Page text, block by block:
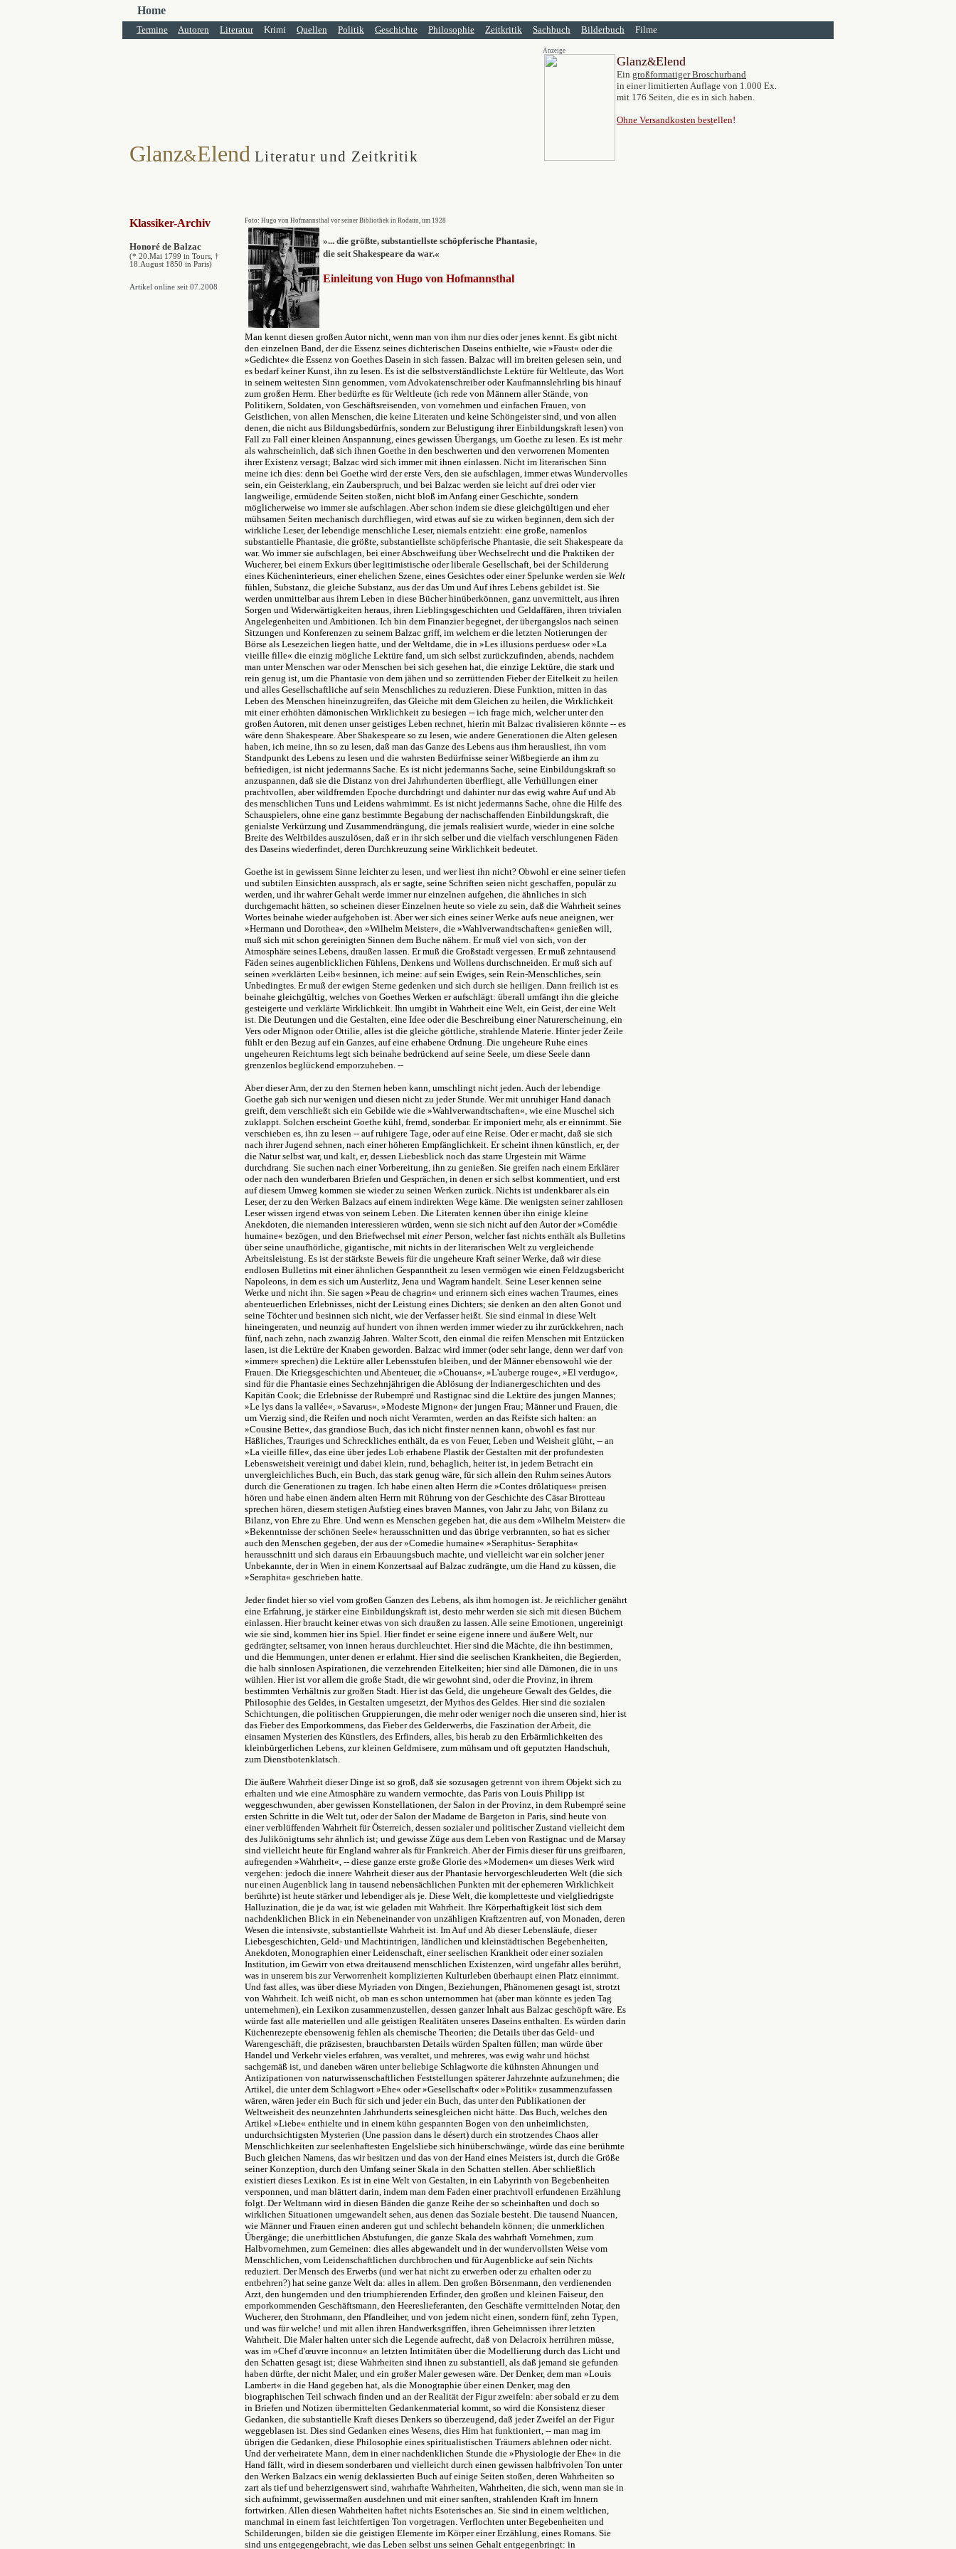
Home
Termine Autoren Literatur Krimi Quellen Politik Geschichte Philosophie Zeitkritik Sachbuch Bilderbuch Filme
Glanz&Elend Literatur und Zeitkritik
Anzeige
Glanz&Elend
Ein großformatiger Broschurband
in einer limitierten Auflage von 1.000 Ex.
mit 176 Seiten, die es in sich haben.
Ohne Versandkosten bestellen!
Klassiker-Archiv
Honoré de Balzac
(* 20.Mai 1799 in Tours, †
18.August 1850 in Paris)
Artikel online seit 07.2008
Foto: Hugo von Hofmannsthal vor seiner Bibliothek in Rodaun, um 1928
»... die größte, substantiellste schöpferische Phantasie,
die seit Shakespeare da war.«
Einleitung von Hugo von Hofmannsthal
Man kennt diesen großen Autor nicht, wenn man von ihm nur dies oder jenes kennt. Es gibt nicht
den einzelnen Band, der die Essenz seines dichterischen Daseins enthielte, wie »Faust« oder die
»Gedichte« die Essenz von Goethes Dasein in sich fassen. Balzac will im breiten gelesen sein, und
es bedarf keiner Kunst, ihn zu lesen. Es ist die selbstverständlichste Lektüre für Weltleute, das Wort
in seinem weitesten Sinn genommen, vom Advokatenschreiber oder Kaufmannslehrling bis hinauf
zum großen Herrn. Eher bedürfte es für Weltleute (ich rede von Männern aller Stände, von
Politikern, Soldaten, von Geschäftsreisenden, von vornehmen und einfachen Frauen, von
Geistlichen, von allen Menschen, die keine Literaten und keine Schöngeister sind, und von allen
denen, die nicht aus Bildungsbedürfnis, sondern zur Belustigung ihrer Einbildungskraft lesen) von
Fall zu Fall einer kleinen Anspannung, eines gewissen Übergangs, um Goethe zu lesen. Es ist mehr
als wahrscheinlich, daß sich ihnen Goethe in den beschwerten und den verworrenen Momenten
ihrer Existenz versagt; Balzac wird sich immer mit ihnen einlassen. Nicht im literarischen Sinn
meine ich dies: denn bei Goethe wird der erste Vers, den sie aufschlagen, immer etwas Wundervolles
sein, ein Geisterklang, ein Zauberspruch, und bei Balzac werden sie leicht auf drei oder vier
langweilige, ermüdende Seiten stoßen, nicht bloß im Anfang einer Geschichte, sondern
möglicherweise wo immer sie aufschlagen. Aber schon indem sie diese gleichgültigen und eher
mühsamen Seiten mechanisch durchfliegen, wird etwas auf sie zu wirken beginnen, dem sich der
wirkliche Leser, der lebendige menschliche Leser, niemals entzieht: eine große, namenlos
substantielle Phantasie, die größte, substantiellste schöpferische Phantasie, die seit Shakespeare da
war. Wo immer sie aufschlagen, bei einer Abschweifung über Wechselrecht und die Praktiken der
Wucherer, bei einem Exkurs über legitimistische oder liberale Gesellschaft, bei der Schilderung
eines Kücheninterieurs, einer ehelichen Szene, eines Gesichtes oder einer Spelunke werden sie Welt
fühlen, Substanz, die gleiche Substanz, aus der das Um und Auf ihres Lebens gebildet ist. Sie
werden unmittelbar aus ihrem Leben in diese Bücher hinüberkönnen, ganz unvermittelt, aus ihren
Sorgen und Widerwärtigkeiten heraus, ihren Lieblingsgeschichten und Geldaffären, ihren trivialen
Angelegenheiten und Ambitionen. Ich bin dem Finanzier begegnet, der übergangslos nach seinen
Sitzungen und Konferenzen zu seinem Balzac griff, im welchem er die letzten Notierungen der
Börse als Lesezeichen liegen hatte, und der Weltdame, die in »Les illusions perdues« oder »La
vieille fille« die einzig mögliche Lektüre fand, um sich selbst zurückzufinden, abends, nachdem
man unter Menschen war oder Menschen bei sich gesehen hat, die einzige Lektüre, die stark und
rein genug ist, um die Phantasie von dem jähen und so zerrüttenden Fieber der Eitelkeit zu heilen
und alles Gesellschaftliche auf sein Menschliches zu reduzieren. Diese Funktion, mitten in das
Leben des Menschen hineinzugreifen, das Gleiche mit dem Gleichen zu heilen, die Wirklichkeit
mit einer erhöhten dämonischen Wirklichkeit zu besiegen -- ich frage mich, welcher unter den
großen Autoren, mit denen unser geistiges Leben rechnet, hierin mit Balzac rivalisieren könnte -- es
wäre denn Shakespeare. Aber Shakespeare so zu lesen, wie andere Generationen die Alten gelesen
haben, ich meine, ihn so zu lesen, daß man das Ganze des Lebens aus ihm herausliest, ihn vom
Standpunkt des Lebens zu lesen und die wahrsten Bedürfnisse seiner Wißbegierde an ihm zu
befriedigen, ist nicht jedermanns Sache. Es ist nicht jedermanns Sache, seine Einbildungskraft so
anzuspannen, daß sie die Distanz von drei Jahrhunderten überfliegt, alle Verhüllungen einer
prachtvollen, aber wildfremden Epoche durchdringt und dahinter nur das ewig wahre Auf und Ab
des menschlichen Tuns und Leidens wahrnimmt. Es ist nicht jedermanns Sache, ohne die Hilfe des
Schauspielers, ohne eine ganz bestimmte Begabung der nachschaffenden Einbildungskraft, die
genialste Verkürzung und Zusammendrängung, die jemals realisiert wurde, wieder in eine solche
Breite des Weltbildes auszulösen, daß er in ihr sich selber und die vielfach verschlungenen Fäden
des Daseins wiederfindet, deren Durchkreuzung seine Wirklichkeit bedeutet.
Goethe ist in gewissem Sinne leichter zu lesen, und wer liest ihn nicht? Obwohl er eine seiner tiefen
und subtilen Einsichten aussprach, als er sagte, seine Schriften seien nicht geschaffen, populär zu
werden, und ihr wahrer Gehalt werde immer nur einzelnen aufgehen, die ähnliches in sich
durchgemacht hätten, so scheinen dieser Einzelnen heute so viele zu sein, daß die Wahrheit seines
Wortes beinahe wieder aufgehoben ist. Aber wer sich eines seiner Werke aufs neue aneignen, wer
»Hermann und Dorothea«, den »Wilhelm Meister«, die »Wahlverwandtschaften« genießen will,
muß sich mit schon gereinigten Sinnen dem Buche nähern. Er muß viel von sich, von der
Atmosphäre seines Lebens, draußen lassen. Er muß die Großstadt vergessen. Er muß zehntausend
Fäden seines augenblicklichen Fühlens, Denkens und Wollens durchschneiden. Er muß sich auf
seinen »verklärten Leib« besinnen, ich meine: auf sein Ewiges, sein Rein-Menschliches, sein
Unbedingtes. Er muß der ewigen Sterne gedenken und sich durch sie heiligen. Dann freilich ist es
beinahe gleichgültig, welches von Goethes Werken er aufschlägt: überall umfängt ihn die gleiche
gesteigerte und verklärte Wirklichkeit. Ihn umgibt in Wahrheit eine Welt, ein Geist, der eine Welt
ist. Die Deutungen und die Gestalten, eine Idee oder die Beschreibung einer Naturerscheinung, ein
Vers oder Mignon oder Ottilie, alles ist die gleiche göttliche, strahlende Materie. Hinter jeder Zeile
fühlt er den Bezug auf ein Ganzes, auf eine erhabene Ordnung. Die ungeheure Ruhe eines
ungeheuren Reichtums legt sich beinahe bedrückend auf seine Seele, um diese Seele dann
grenzenlos beglückend emporzuheben. --
Aber dieser Arm, der zu den Sternen heben kann, umschlingt nicht jeden. Auch der lebendige
Goethe gab sich nur wenigen und diesen nicht zu jeder Stunde. Wer mit unruhiger Hand danach
greift, dem verschließt sich ein Gebilde wie die »Wahlverwandtschaften«, wie eine Muschel sich
zuklappt. Solchen erscheint Goethe kühl, fremd, sonderbar. Er imponiert mehr, als er einnimmt. Sie
verschieben es, ihn zu lesen -- auf ruhigere Tage, oder auf eine Reise. Oder er macht, daß sie sich
nach ihrer Jugend sehnen, nach einer höheren Empfänglichkeit. Er scheint ihnen künstlich, er, der
die Natur selbst war, und kalt, er, dessen Liebesblick noch das starre Urgestein mit Wärme
durchdrang. Sie suchen nach einer Vorbereitung, ihn zu genießen. Sie greifen nach einem Erklärer
oder nach den wunderbaren Briefen und Gesprächen, in denen er sich selbst kommentiert, und erst
auf diesem Umweg kommen sie wieder zu seinen Werken zurück. Nichts ist undenkbarer als ein
Leser, der zu den Werken Balzacs auf einem indirekten Wege käme. Die wenigsten seiner zahllosen
Leser wissen irgend etwas von seinem Leben. Die Literaten kennen über ihn einige kleine
Anekdoten, die niemanden interessieren würden, wenn sie sich nicht auf den Autor der »Comédie
humaine« bezögen, und den Briefwechsel mit einer Person, welcher fast nichts enthält als Bulletins
über seine unaufhörliche, gigantische, mit nichts in der literarischen Welt zu vergleichende
Arbeitsleistung. Es ist der stärkste Beweis für die ungeheure Kraft seiner Werke, daß wir diese
endlosen Bulletins mit einer ähnlichen Gespanntheit zu lesen vermögen wie einen Feldzugsbericht
Napoleons, in dem es sich um Austerlitz, Jena und Wagram handelt. Seine Leser kennen seine
Werke und nicht ihn. Sie sagen »Peau de chagrin« und erinnern sich eines wachen Traumes, eines
abenteuerlichen Erlebnisses, nicht der Leistung eines Dichters; sie denken an den alten Gonot und
seine Töchter und besinnen sich nicht, wie der Verfasser heißt. Sie sind einmal in diese Welt
hineingeraten, und neunzig auf hundert von ihnen werden immer wieder zu ihr zurückkehren, nach
fünf, nach zehn, nach zwanzig Jahren. Walter Scott, den einmal die reifen Menschen mit Entzücken
lasen, ist die Lektüre der Knaben geworden. Balzac wird immer (oder sehr lange, denn wer darf von
»immer« sprechen) die Lektüre aller Lebensstufen bleiben, und der Männer ebensowohl wie der
Frauen. Die Kriegsgeschichten und Abenteuer, die »Chouans«, »L'auberge rouge«, »El verdugo«,
sind für die Phantasie eines Sechzehnjährigen die Ablösung der Indianergeschichten und des
Kapitän Cook; die Erlebnisse der Rubempré und Rastignac sind die Lektüre des jungen Mannes;
»Le lys dans la vallée«, »Savarus«, »Modeste Mignon« der jungen Frau; Männer und Frauen, die
um Vierzig sind, die Reifen und noch nicht Verarmten, werden an das Reifste sich halten: an
»Cousine Bette«, das grandiose Buch, das ich nicht finster nennen kann, obwohl es fast nur
Häßliches, Trauriges und Schreckliches enthält, da es von Feuer, Leben und Weisheit glüht, -- an
»La vieille fille«, das eine über jedes Lob erhabene Plastik der Gestalten mit der profundesten
Lebensweisheit vereinigt und dabei klein, rund, behaglich, heiter ist, in jedem Betracht ein
unvergleichliches Buch, ein Buch, das stark genug wäre, für sich allein den Ruhm seines Autors
durch die Generationen zu tragen. Ich habe einen alten Herrn die »Contes drôlatiques« preisen
hören und habe einen ändern alten Herrn mit Rührung von der Geschichte des Cäsar Birotteau
sprechen hören, diesem stetigen Aufstieg eines braven Mannes, von Jahr zu Jahr, von Bilanz zu
Bilanz, von Ehre zu Ehre. Und wenn es Menschen gegeben hat, die aus dem »Wilhelm Meister« die
»Bekenntnisse der schönen Seele« herausschnitten und das übrige verbrannten, so hat es sicher
auch den Menschen gegeben, der aus der »Comedie humaine« »Seraphitus- Seraphita«
herausschnitt und sich daraus ein Erbauungsbuch machte, und vielleicht war ein solcher jener
Unbekannte, der in Wien in einem Konzertsaal auf Balzac zudrängte, um die Hand zu küssen, die
»Seraphita« geschrieben hatte.
Jeder findet hier so viel vom großen Ganzen des Lebens, als ihm homogen ist. Je reichlicher genährt
eine Erfahrung, je stärker eine Einbildungskraft ist, desto mehr werden sie sich mit diesen Büchern
einlassen. Hier braucht keiner etwas von sich draußen zu lassen. Alle seine Emotionen, ungereinigt
wie sie sind, kommen hier ins Spiel. Hier findet er seine eigene innere und äußere Welt, nur
gedrängter, seltsamer, von innen heraus durchleuchtet. Hier sind die Mächte, die ihn bestimmen,
und die Hemmungen, unter denen er erlahmt. Hier sind die seelischen Krankheiten, die Begierden,
die halb sinnlosen Aspirationen, die verzehrenden Eitelkeiten; hier sind alle Dämonen, die in uns
wühlen. Hier ist vor allem die große Stadt, die wir gewohnt sind, oder die Provinz, in ihrem
bestimmten Verhältnis zur großen Stadt. Hier ist das Geld, die ungeheure Gewalt des Geldes, die
Philosophie des Geldes, in Gestalten umgesetzt, der Mythos des Geldes. Hier sind die sozialen
Schichtungen, die politischen Gruppierungen, die mehr oder weniger noch die unseren sind, hier ist
das Fieber des Emporkommens, das Fieber des Gelderwerbs, die Faszination der Arbeit, die
einsamen Mysterien des Künstlers, des Erfinders, alles, bis herab zu den Erbärmlichkeiten des
kleinbürgerlichen Lebens, zur kleinen Geldmisere, zum mühsam und oft geputzten Handschuh,
zum Dienstbotenklatsch.
Die äußere Wahrheit dieser Dinge ist so groß, daß sie sozusagen getrennt von ihrem Objekt sich zu
erhalten und wie eine Atmosphäre zu wandern vermochte, das Paris von Louis Philipp ist
weggeschwunden, aber gewissen Konstellationen, der Salon in der Provinz, in dem Rubempré seine
ersten Schritte in die Welt tut, oder der Salon der Madame de Bargeton in Paris, sind heute von
einer verblüffenden Wahrheit für Österreich, dessen sozialer und politischer Zustand vielleicht dem
des Julikönigtums sehr ähnlich ist; und gewisse Züge aus dem Leben von Rastignac und de Marsay
sind vielleicht heute für England wahrer als für Frankreich. Aber der Firnis dieser für uns greifbaren,
aufregenden »Wahrheit«, -- diese ganze erste große Glorie des »Modernen« um dieses Werk wird
vergehen: jedoch die innere Wahrheit dieser aus der Phantasie hervorgeschleuderten Welt (die sich
nur einen Augenblick lang in tausend nebensächlichen Punkten mit der ephemeren Wirklichkeit
berührte) ist heute stärker und lebendiger als je. Diese Welt, die kompletteste und vielgliedrigste
Halluzination, die je da war, ist wie geladen mit Wahrheit. Ihre Körperhaftigkeit löst sich dem
nachdenklichen Blick in ein Nebeneinander von unzähligen Kraftzentren auf, von Monaden, deren
Wesen die intensivste, substantiellste Wahrheit ist. Im Auf und Ab dieser Lebensläufe, dieser
Liebesgeschichten, Geld- und Machtintrigen, ländlichen und kleinstädtischen Begebenheiten,
Anekdoten, Monographien einer Leidenschaft, einer seelischen Krankheit oder einer sozialen
Institution, im Gewirr von etwa dreitausend menschlichen Existenzen, wird ungefähr alles berührt,
was in unserem bis zur Verworrenheit komplizierten Kulturleben überhaupt einen Platz einnimmt.
Und fast alles, was über diese Myriaden von Dingen, Beziehungen, Phänomenen gesagt ist, strotzt
von Wahrheit. Ich weiß nicht, ob man es schon unternommen hat (aber man könnte es jeden Tag
unternehmen), ein Lexikon zusammenzustellen, dessen ganzer Inhalt aus Balzac geschöpft wäre. Es
würde fast alle materiellen und alle geistigen Realitäten unseres Daseins enthalten. Es würden darin
Küchenrezepte ebensowenig fehlen als chemische Theorien; die Details über das Geld- und
Warengeschäft, die präzisesten, brauchbarsten Details würden Spalten füllen; man würde über
Handel und Verkehr vieles erfahren, was veraltet, und mehreres, was ewig wahr und höchst
sachgemäß ist, und daneben wären unter beliebige Schlagworte die kühnsten Ahnungen und
Antizipationen von naturwissenschaftlichen Feststellungen späterer Jahrzehnte aufzunehmen; die
Artikel, die unter dem Schlagwort »Ehe« oder »Gesellschaft« oder »Politik« zusammenzufassen
wären, wären jeder ein Buch für sich und jeder ein Buch, das unter den Publikationen der
Weltweisheit des neunzehnten Jahrhunderts seinesgleichen nicht hätte. Das Buch, welches den
Artikel »Liebe« enthielte und in einem kühn gespannten Bogen von den unheimlichsten,
undurchsichtigsten Mysterien (Une passion dans le désert) durch ein strotzendes Chaos aller
Menschlichkeiten zur seelenhaftesten Engelsliebe sich hinüberschwänge, würde das eine berühmte
Buch gleichen Namens, das wir besitzen und das von der Hand eines Meisters ist, durch die Größe
seiner Konzeption, durch den Umfang seiner Skala in den Schatten stellen. Aber schließlich
existiert dieses Lexikon. Es ist in eine Welt von Gestalten, in ein Labyrinth von Begebenheiten
versponnen, und man blättert darin, indem man dem Faden einer prachtvoll erfundenen Erzählung
folgt. Der Weltmann wird in diesen Bänden die ganze Reihe der so scheinhaften und doch so
wirklichen Situationen umgewandelt sehen, aus denen das Soziale besteht. Die tausend Nuancen,
wie Männer und Frauen einen anderen gut und schlecht behandeln können; die unmerklichen
Übergänge; die unerbittlichen Abstufungen, die ganze Skala des wahrhaft Vornehmen, zum
Halbvornehmen, zum Gemeinen: dies alles abgewandelt und in der wundervollsten Weise vom
Menschlichen, vom Leidenschaftlichen durchbrochen und für Augenblicke auf sein Nichts
reduziert. Der Mensch des Erwerbs (und wer hat nicht zu erwerben oder zu erhalten oder zu
entbehren?) hat seine ganze Welt da: alles in allem. Den großen Börsenmann, den verdienenden
Arzt, den hungernden und den triumphierenden Erfinder, den großen und kleinen Faiseur, den
emporkommenden Geschäftsmann, den Heereslieferanten, den Geschäfte vermittelnden Notar, den
Wucherer, den Strohmann, den Pfandleiher, und von jedem nicht einen, sondern fünf, zehn Typen,
und was für welche! und mit allen ihren Handwerksgriffen, ihren Geheimnissen ihrer letzten
Wahrheit. Die Maler halten unter sich die Legende aufrecht, daß von Delacroix herrühren müsse,
was im »Chef d'œuvre inconnu« an letzten Intimitäten über die Modellierung durch das Licht und
den Schatten gesagt ist; diese Wahrheiten sind ihnen zu substantiell, als daß jemand sie gefunden
haben dürfte, der nicht Maler, und ein großer Maler gewesen wäre. Der Denker, dem man »Louis
Lambert« in die Hand gegeben hat, als die Monographie über einen Denker, mag den
biographischen Teil schwach finden und an der Realität der Figur zweifeln: aber sobald er zu dem
in Briefen und Notizen übermittelten Gedankenmaterial kommt, so wird die Konsistenz dieser
Gedanken, die substantielle Kraft dieses Denkers so überzeugend, daß jeder Zweifel an der Figur
weggeblasen ist. Dies sind Gedanken eines Wesens, dies Hirn hat funktioniert, -- man mag im
übrigen die Gedanken, diese Philosophie eines spiritualistischen Träumers ablehnen oder nicht.
Und der verheiratete Mann, dem in einer nachdenklichen Stunde die »Physiologie der Ehe« in die
Hand fällt, wird in diesem sonderbaren und vielleicht durch einen gewissen halbfrivolen Ton unter
den Werken Balzacs ein wenig deklassierten Buch auf einige Seiten stoßen, deren Wahrheiten so
zart als tief und beherzigenswert sind, wahrhafte Wahrheiten, Wahrheiten, die sich, wenn man sie in
sich aufnimmt, gewissermaßen ausdehnen und mit einer sanften, strahlenden Kraft im Innern
fortwirken. Allen diesen Wahrheiten haftet nichts Esoterisches an. Sie sind in einem weltlichen,
manchmal in einem fast leichtfertigen Ton vorgetragen. Verflochten unter Begebenheiten und
Schilderungen, bilden sie die geistigen Elemente im Körper einer Erzählung, eines Romans. Sie
sind uns entgegengebracht, wie das Leben selbst uns seinen Gehalt entgegenbringt: in